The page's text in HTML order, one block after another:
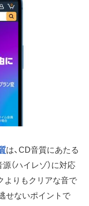
は、CD音質にあたる
（ハイレゾ）に対応
よりもクリアな音で
せないポイントで